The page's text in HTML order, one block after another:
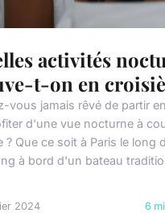
activités
t-on en
vous jamais rêvé de partir
d'une vue nocturne à
? Que ce soit à Paris le long
à bord d'un bateau
2024 6